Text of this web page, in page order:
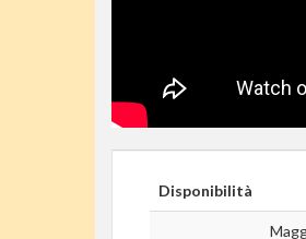
Disponibilità